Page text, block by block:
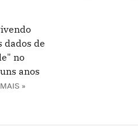
dados de
no
anos
»